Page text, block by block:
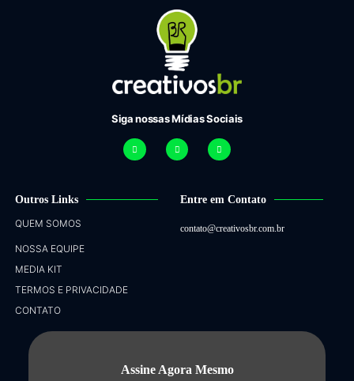
Siga nossas Mídias Sociais
Outros Links
QUEM SOMOS
NOSSA EQUIPE
MEDIA KIT
TERMOS E PRIVACIDADE
CONTATO
Entre em Contato
contato@creativosbr.com.br
Assine Agora Mesmo